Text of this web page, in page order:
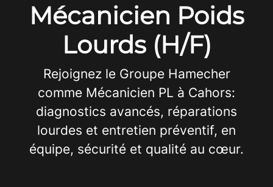
Mécanicien Poids
Lourds (H/F)
Rejoignez le Groupe Hamecher
comme Mécanicien PL à Cahors:
diagnostics avancés, réparations
lourdes et entretien préventif, en
équipe, sécurité et qualité au cœur.